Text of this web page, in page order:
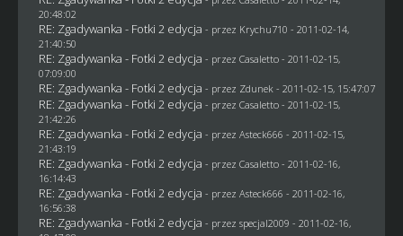
20:48:02
RE: Zgadywanka - Fotki 2 edycja - przez Krychu710 - 2011-02-14,
21:40:50
RE: Zgadywanka - Fotki 2 edycja - przez Casaletto- 2011-02-15,
07:09:00
RE: Zgadywanka - Fotki 2 edycja - przez Zdunek - 2011-02-15, 15:47:07
RE: Zgadywanka - Fotki 2 edycja - przez Casaletto- 2011-02-15,
21:42:26
RE: Zgadywanka - Fotki 2 edycja - przez Asteck666 - 2011-02-15,
21:43:19
RE: Zgadywanka - Fotki 2 edycja - przez Casaletto- 2011-02-16,
16:14:43
RE: Zgadywanka - Fotki 2 edycja - przez Asteck666 - 2011-02-16,
16:56:38
RE: Zgadywanka - Fotki 2 edycja - przez specjal2009 - 2011-02-16,